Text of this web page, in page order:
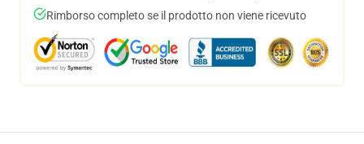
Rimborso completo se il prodotto non viene ricevuto